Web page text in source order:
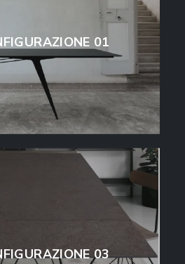
01
03